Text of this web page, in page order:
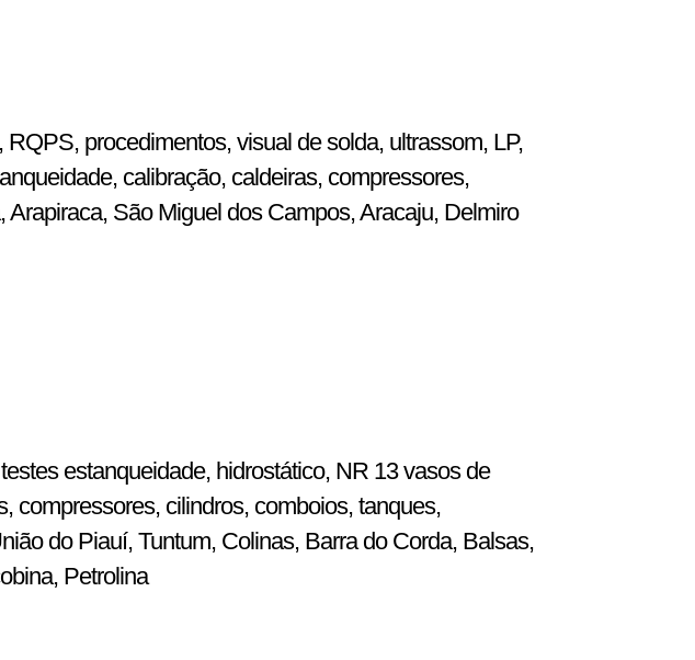
procedimentos, visual de solda, ultrassom, LP,
calibração, caldeiras, compressores,
São Miguel dos Campos, Aracaju, Delmiro
estanqueidade, hidrostático, NR 13 vasos de
compressores, cilindros, comboios, tanques,
do Piauí, Tuntum, Colinas, Barra do Corda, Balsas,
Petrolina